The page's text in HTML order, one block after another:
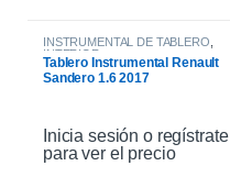
INSTRUMENTAL DE TABLERO
INTERIOR
Tablero Instrumental Renault
Sandero 1.6 2017
Inicia sesión o regístrate
para ver el precio